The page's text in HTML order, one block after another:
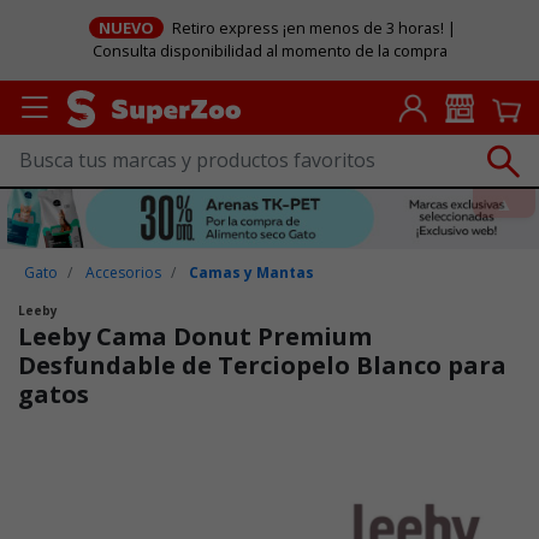
NUEVO
Retiro express ¡en menos de 3 horas! |
Consulta disponibilidad al momento de la compra
Gato Accesorios Camas y Mantas
Leeby
Leeby Cama Donut Premium
Desfundable de Terciopelo Blanco para
gatos